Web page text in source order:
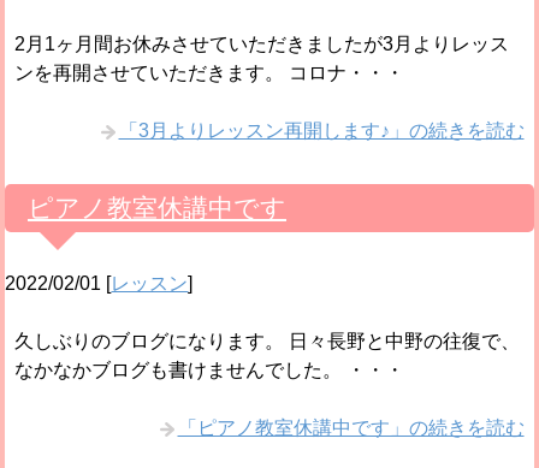
2月1ヶ月間お休みさせていただきましたが3月よりレッス
ンを再開させていただきます。 コロナ・・・
「3月よりレッスン再開します♪」の続きを読む
ピアノ教室休講中です
2022/02/01 [レッスン]
久しぶりのブログになります。 日々長野と中野の往復で、
なかなかブログも書けませんでした。 ・・・
「ピアノ教室休講中です」の続きを読む